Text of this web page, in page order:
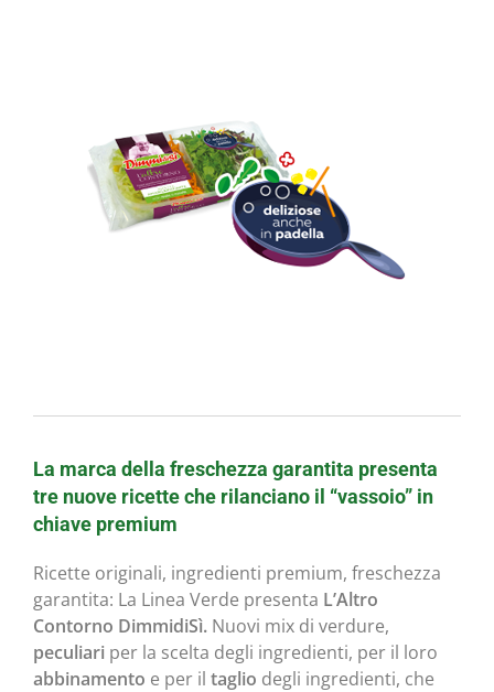
La marca della freschezza garantita presenta
tre nuove ricette che rilanciano il “vassoio” in
chiave premium
Ricette originali, ingredienti premium, freschezza
garantita: La Linea Verde presenta L’Altro
Contorno DimmidiSì. Nuovi mix di verdure,
peculiari per la scelta degli ingredienti, per il loro
abbinamento e per il taglio degli ingredienti, che